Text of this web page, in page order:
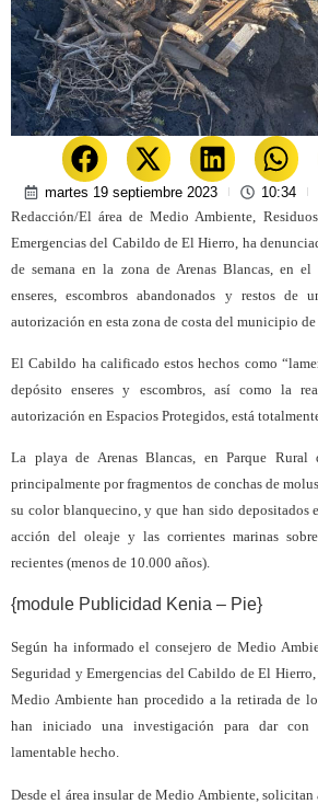
martes 19 septiembre 2023 10:34
Redacción/El área de Medio Ambiente,
Emergencias del Cabildo de El Hierro, ha
de semana en la zona de Arenas Blancas, en el
enseres, escombros abandonados y restos de
autorización en esta zona de costa del municipio de
El Cabildo ha calificado estos hechos como
depósito enseres y escombros, así como la
autorización en Espacios Protegidos, está
La playa de Arenas Blancas, en Parque Rural
principalmente por fragmentos de conchas de
su color blanquecino, y que han sido depositados
acción del oleaje y las corrientes marinas
recientes (menos de 10.000 años).
{module Publicidad Kenia – Pie}
Según ha informado el consejero de Medio
Seguridad y Emergencias del Cabildo de El Hierro,
Medio Ambiente han procedido a la retirada de
han iniciado una investigación para dar con
lamentable hecho.
Desde el área insular de Medio Ambiente,